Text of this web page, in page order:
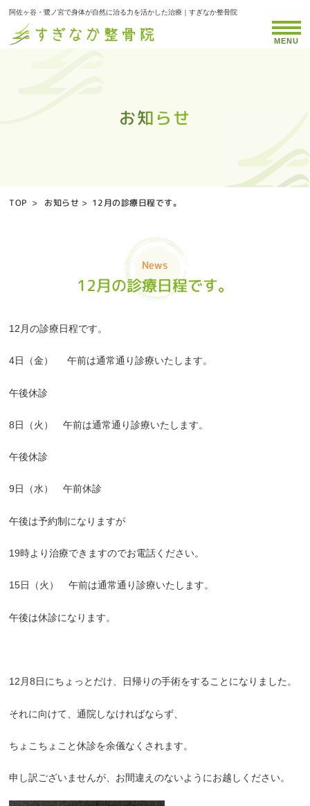
阿佐ヶ谷・鷺ノ宮で身体が自然に治る力を活かした治療｜すぎなか整骨院
お知らせ
お知らせ
お知らせ
お知らせ
お知らせ
お知らせ
お知らせ
お知らせ
お知らせ
お知らせ
お知らせ
お知らせ
お知らせ
お知らせ
お知らせ
お知らせ
お知らせ
お知らせ
お知らせ
お知らせ
お知らせ
お知らせ
お知らせ
お知らせ
お知らせ
お知らせ
お知らせ
お知らせ
お知らせ
お知らせ
お知らせ
お知らせ
お知らせ
お知らせ
お知らせ
MENU
TOP > お知らせ > 12月の診療日程です。
News
12月の診療日程です。
12月の診療日程です。
4日（金） 午前は通常通り診療いたします。
午後休診
8日（火） 午前は通常通り診療いたします。
午後休診
9日（水） 午前休診
午後は予約制になりますが
19時より治療できますのでお電話ください。
15日（火） 午前は通常通り診療いたします。
午後は休診になります。
12月8日にちょっとだけ、日帰りの手術をすることになりました。
それに向けて、通院しなければならず、
ちょこちょこと休診を余儀なくされます。
申し訳ございませんが、お間違えのないようにお越しください。